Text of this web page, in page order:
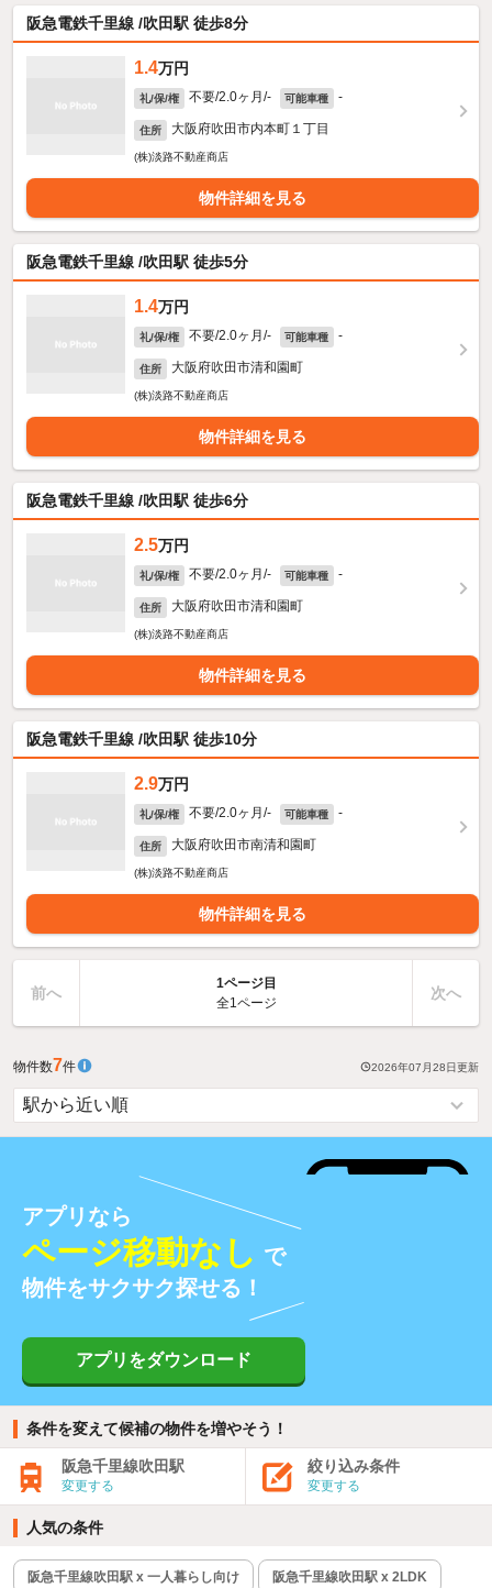
阪急電鉄千里線 /吹田駅 徒歩8分
1.4万円
礼/保/権 不要/2.0ヶ月/- 可能車種 -
住所 大阪府吹田市内本町１丁目
(株)淡路不動産商店
物件詳細を見る
阪急電鉄千里線 /吹田駅 徒歩5分
1.4万円
礼/保/権 不要/2.0ヶ月/- 可能車種 -
住所 大阪府吹田市清和園町
(株)淡路不動産商店
物件詳細を見る
阪急電鉄千里線 /吹田駅 徒歩6分
2.5万円
礼/保/権 不要/2.0ヶ月/- 可能車種 -
住所 大阪府吹田市清和園町
(株)淡路不動産商店
物件詳細を見る
阪急電鉄千里線 /吹田駅 徒歩10分
2.9万円
礼/保/権 不要/2.0ヶ月/- 可能車種 -
住所 大阪府吹田市南清和園町
(株)淡路不動産商店
物件詳細を見る
前へ
1ページ目
全1ページ
次へ
物件数7件 2026年07月28日更新
アプリなら
ページ移動なし で
物件をサクサク探せる！
アプリをダウンロード
条件を変えて候補の物件を増やそう！
阪急千里線吹田駅
変更する
絞り込み条件
変更する
人気の条件
阪急千里線吹田駅 x 一人暮らし向け 阪急千里線吹田駅 x 2LDK